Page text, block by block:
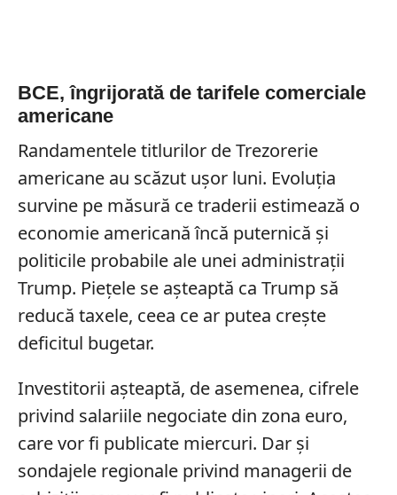
BCE, îngrijorată de tarifele comerciale
americane
Randamentele titlurilor de Trezorerie
americane au scăzut ușor luni. Evoluția
survine pe măsură ce traderii estimează o
economie americană încă puternică și
politicile probabile ale unei administrații
Trump. Piețele se așteaptă ca Trump să
reducă taxele, ceea ce ar putea crește
deficitul bugetar.
Investitorii așteaptă, de asemenea, cifrele
privind salariile negociate din zona euro,
care vor fi publicate miercuri. Dar și
sondajele regionale privind managerii de